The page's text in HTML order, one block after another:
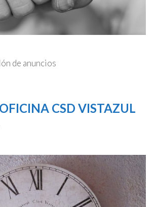
de anuncios
CSD VISTAZUL